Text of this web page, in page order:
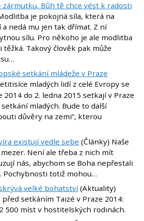
zármutku, Bůh tě chce vést k radosti
je pokojná síla, která na
nedá mu jen tak dřímat. Z ní
sílu. Pro někoho je ale modlitba
těžká. Takový člověk pak může
setkání mládeže v Praze
mladých lidí z celé Evropy se
2014 do 2. ledna 2015 setkají v Praze
mladých. Bude to další
důvěry na zemi“, kterou
existují vedle sebe (Články) Naše
Není ale třeba z nich mít
nás, abychom se Boha nepřestali
Pochybnosti totiž mohou…
velké bohatství(Aktuality)
před setkáním Taizé v Praze 2014:
500 míst v hostitelských rodinách.